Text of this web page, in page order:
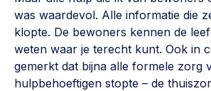
was waardevol. Alle informatie die
klopte. De bewoners kennen de
weten waar je terecht kunt. Ook in
gemerkt dat bijna alle formele zorg
hulpbehoeftigen stopte – de